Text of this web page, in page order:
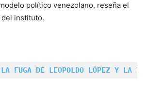
político venezolano, reseña el
instituto.
LA FUGA DE LEOPOLDO LÓPEZ Y LA